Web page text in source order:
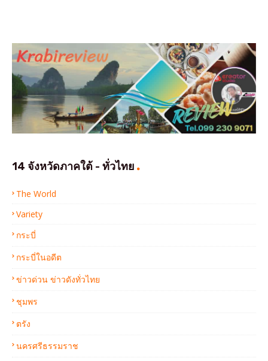
14 จังหวัดภาคใต้ - ทั่วไทย
The World
Variety
กระบี่
กระบี่ในอดีต
ข่าวด่วน ข่าวดังทั่วไทย
ชุมพร
ตรัง
นครศรีธรรมราช